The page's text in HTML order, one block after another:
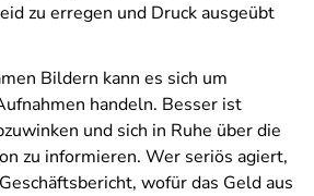
zu erregen und Druck ausgeübt
Bildern kann es sich um
handeln. Besser ist
und sich in Ruhe über die
zu informieren. Wer seriös agiert,
wofür das Geld aus